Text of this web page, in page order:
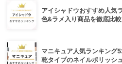
アイシャドウおすすめ人気
色&ラメ入り商品を徹底比較
マニキュア人気ランキング
乾タイプのネイルポリッシ